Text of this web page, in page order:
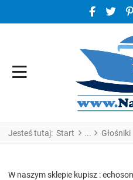
Jesteś tutaj: Start Głośniki
W naszym sklepie kupisz :